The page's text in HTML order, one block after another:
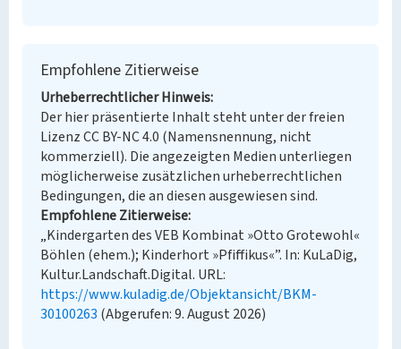
Empfohlene Zitierweise
Urheberrechtlicher Hinweis
Der hier präsentierte Inhalt steht unter der freien
Lizenz CC BY-NC 4.0 (Namensnennung, nicht
kommerziell). Die angezeigten Medien unterliegen
möglicherweise zusätzlichen urheberrechtlichen
Bedingungen, die an diesen ausgewiesen sind.
Empfohlene Zitierweise
„Kindergarten des VEB Kombinat »Otto Grotewohl«
Böhlen (ehem.); Kinderhort »Pfiffikus«”. In: KuLaDig,
Kultur.Landschaft.Digital. URL:
https://www.kuladig.de/Objektansicht/BKM-
30100263 (Abgerufen: 9. August 2026)